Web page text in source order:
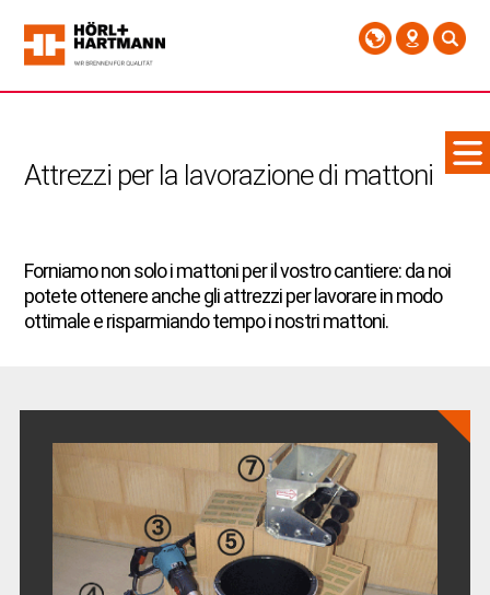
Attrezzi per la lavorazione di mattoni
Forniamo non solo i mattoni per il vostro cantiere: da noi
potete ottenere anche gli attrezzi per lavorare in modo
ottimale e risparmiando tempo i nostri mattoni.